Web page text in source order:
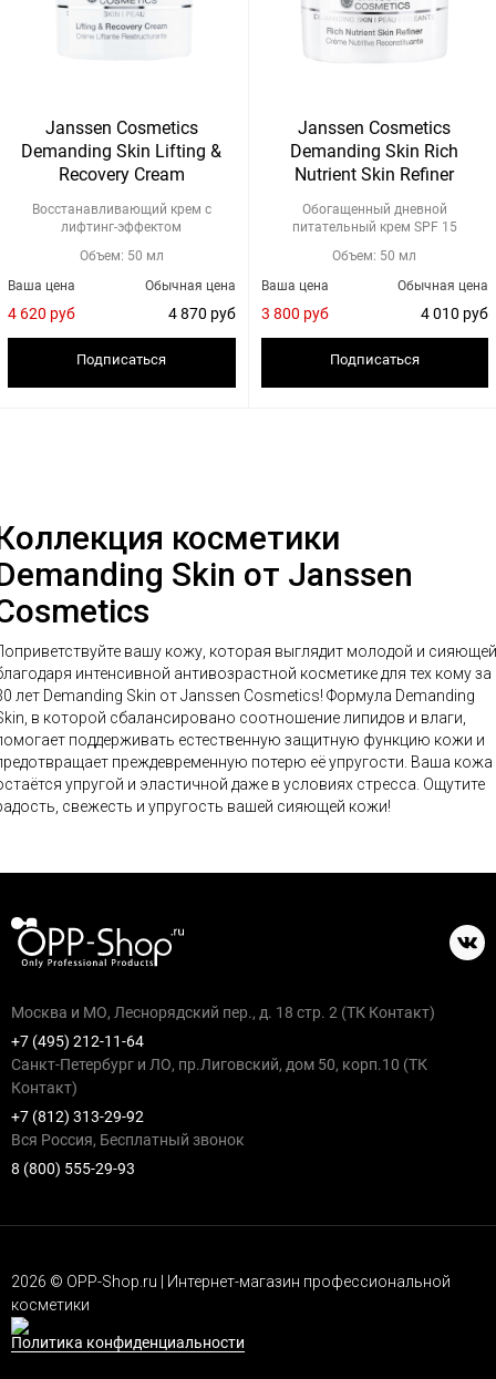
Janssen Cosmetics
Demanding Skin Lifting &
Recovery Cream
Восстанавливающий крем с
лифтинг-эффектом
Объем: 50 мл
Обычная цена
4 870 руб
Ваша цена
4 620 руб
Подписаться
Janssen Cosmetics
Demanding Skin Rich
Nutrient Skin Refiner
Обогащенный дневной
питательный крем SPF 15
Объем: 50 мл
Обычная цена
4 010 руб
Ваша цена
3 800 руб
Подписаться
косметики
Skin от Janssen
вашу кожу, которая выглядит молодой и
интенсивной антивозрастной косметике для тех кому за
лет Demanding Skin от Janssen Cosmetics! Формула Demanding
в которой сбалансировано соотношение липидов и влаги,
поддерживать естественную защитную функцию кожи и
преждевременную потерю её упругости. Ваша кожа
упругой и эластичной даже в условиях стресса. Ощутите
свежесть и упругость вашей сияющей кожи!
Москва и МО, Леснорядский пер., д. 18 стр. 2 (ТК Контакт)
+7 (495) 212-11-64
Санкт-Петербург и ЛО, пр.Лиговский, дом 50, корп.10 (ТК
Контакт)
+7 (812) 313-29-92
Вся Россия, Бесплатный звонок
8 (800) 555-29-93
2026 © OPP-Shop.ru | Интернет-магазин профессиональной
косметики
Политика конфиденциальности